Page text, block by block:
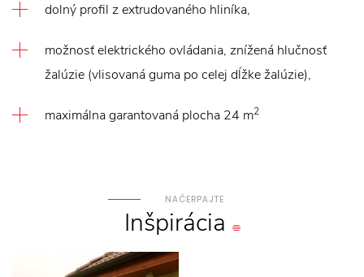
dolný profil z extrudovaného hliníka,
možnosť elektrického ovládania, znížená hlučnosť
žalúzie (vlisovaná guma po celej dĺžke žalúzie),
maximálna garantovaná plocha 24 m2
NAČERPAJTE
Inšpirácia